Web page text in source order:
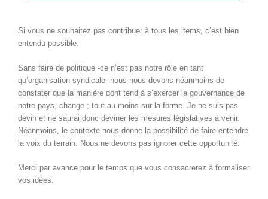
Si vous ne souhaitez pas contribuer à tous les items, c’est bien
entendu possible.
Sans faire de politique -ce n’est pas notre rôle en tant
qu’organisation syndicale- nous nous devons néanmoins de
constater que la manière dont tend à s’exercer la gouvernance de
notre pays, change ; tout au moins sur la forme. Je ne suis pas
devin et ne saurai donc deviner les mesures législatives à venir.
Néanmoins, le contexte nous donne la possibilité de faire entendre
la voix du terrain. Nous ne devons pas ignorer cette opportunité.
Merci par avance pour le temps que vous consacrerez à formaliser
vos idées.